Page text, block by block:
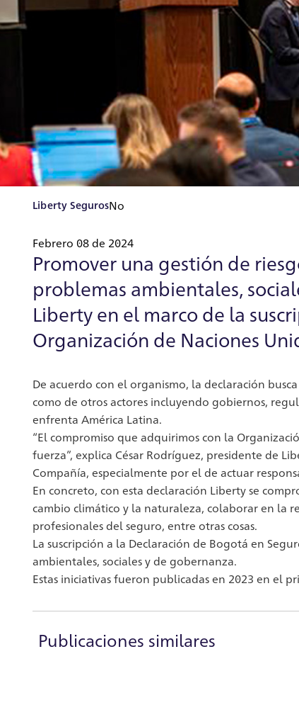
Liberty SegurosNo
Febrero 08 de 2024
Promover una gestión de
problemas ambientales,
Liberty en el marco de la
Organización de Naciones
De acuerdo con el organismo, la declaración
como de otros actores incluyendo gobiernos,
enfrenta América Latina.
“El compromiso que adquirimos con la
fuerza”, explica César Rodríguez, presidente de
Compañía, especialmente por el de actuar
En concreto, con esta declaración Liberty se
cambio climático y la naturaleza, colaborar en la
profesionales del seguro, entre otras cosas.
La suscripción a la Declaración de Bogotá en
ambientales, sociales y de gobernanza.
Estas iniciativas fueron publicadas en 2023 en el
Publicaciones similares